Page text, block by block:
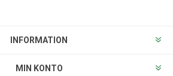
INFORMATION
MIN KONTO